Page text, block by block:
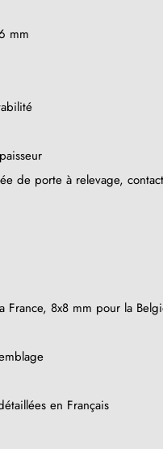
mm
de porte à relevage,
France, 8x8 mm pour la
en Français